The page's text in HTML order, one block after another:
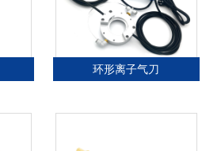
环形离子气刀